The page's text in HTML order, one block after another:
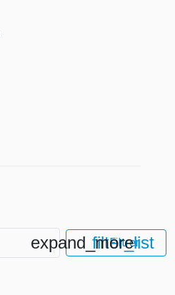
expand_more
filter_list
Filtrer